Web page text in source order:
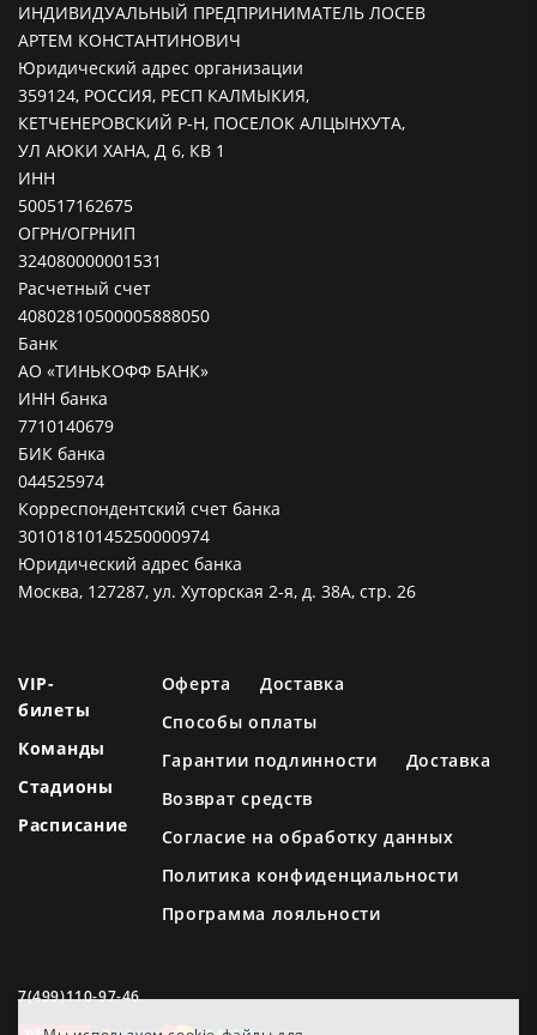
ИНДИВИДУАЛЬНЫЙ ПРЕДПРИНИМАТЕЛЬ ЛОСЕВ
АРТЕМ КОНСТАНТИНОВИЧ
Юридический адрес организации
359124, РОССИЯ, РЕСП КАЛМЫКИЯ,
КЕТЧЕНЕРОВСКИЙ Р-Н, ПОСЕЛОК АЛЦЫНХУТА,
УЛ АЮКИ ХАНА, Д 6, КВ 1
ИНН
500517162675
ОГРН/ОГРНИП
324080000001531
Расчетный счет
40802810500005888050
Банк
АО «ТИНЬКОФФ БАНК»
ИНН банка
7710140679
БИК банка
044525974
Корреспондентский счет банка
30101810145250000974
Юридический адрес банка
Москва, 127287, ул. Хуторская 2-я, д. 38А, стр. 26
VIP-
билеты
Команды
Стадионы
Расписание
Оферта
Доставка
Способы оплаты
Гарантии подлинности
Доставка
Возврат средств
Согласие на обработку данных
Политика конфиденциальности
Программа лояльности
7(499)110-97-46